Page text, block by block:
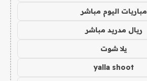
مباريات اليوم مباشر
ريال مدريد مباشر
يلا شوت
yalla shoot